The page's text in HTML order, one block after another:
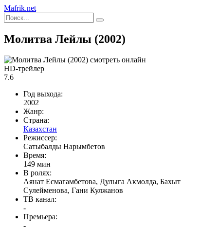
Mafrik.net
Молитва Лейлы (2002)
HD-трейлер
7.6
Год выхода:
2002
Жанр:
Страна:
Казахстан
Режиссер:
Сатыбалды Нарымбетов
Время:
149 мин
В ролях:
Аянат Есмагамбетова, Дулыга Акмолда, Бахыт
Сулейменова, Гани Кулжанов
ТВ канал:
-
Премьера:
-